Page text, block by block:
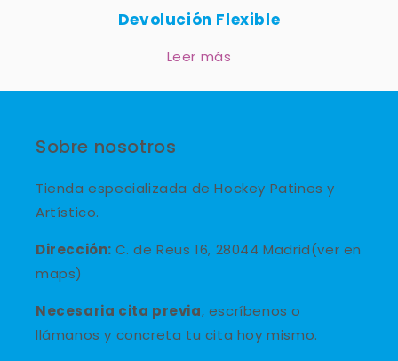
Devolución Flexible
Leer más
Sobre nosotros
Tienda especializada de Hockey Patines y
Artístico.
Dirección: C. de Reus 16, 28044 Madrid(ver en
maps)
Necesaria cita previa, escríbenos o
llámanos y concreta tu cita hoy mismo.